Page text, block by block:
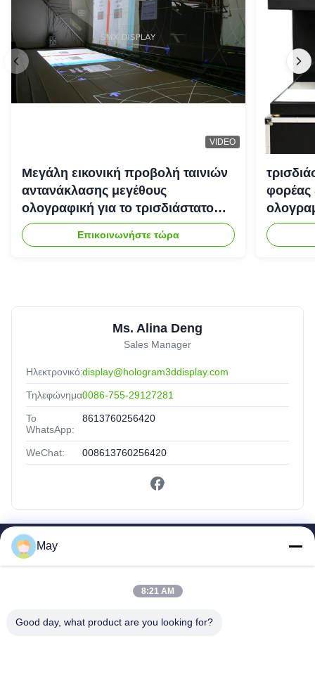
VIDEO
Μεγάλη εικονική προβολή ταινιών
αντανάκλασης μεγέθους
ολογραφική για το τρισδιάστατο
σύστημα προβολέων
ολογραμμάτων
Επικοινωνήστε τώρα
φορέας
Ms. Alina Deng
Sales Manager
Ηλεκτρονικό:display@hologram3ddisplay.com
Τηλεφώνημα:0086-755-29127281
Το
WhatsApp:
8613760256420
WeChat: 008613760256420
Προϊόντα
Γύρος Εργοστασίων
May
8:21 AM
Good day, what product are you looking for?